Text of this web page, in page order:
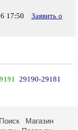
17:50
Заявить о
29190-29181
Поиск
Магазин